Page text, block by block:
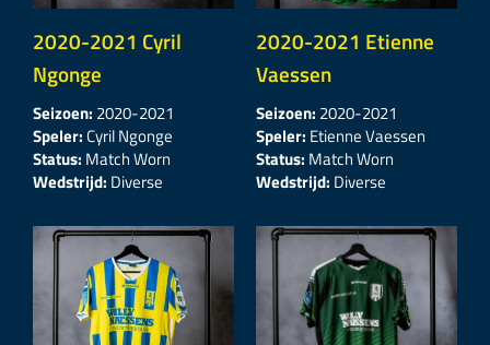
2020-2021 Cyril
Ngonge
Seizoen: 2020-2021
Speler:Cyril Ngonge
Status: Match Worn
Wedstrijd: Diverse
2020-2021 Etienne
Vaessen
Seizoen: 2020-2021
Speler: Etienne Vaessen
Status: Match Worn
Wedstrijd: Diverse